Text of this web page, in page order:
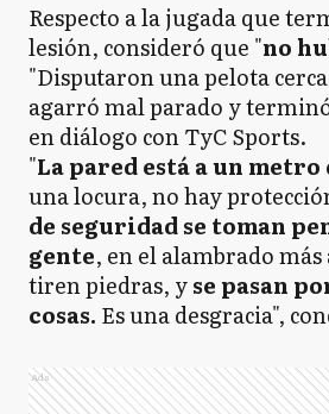
Respecto a la jugada que
lesión, consideró que "no
"Disputaron una pelota
agarró mal parado y
en diálogo con TyC Sports.
"La pared está a un
una locura, no hay
de seguridad se toman
gente, en el alambrado
tiren piedras, yse pasan
cosas. Es una desgracia",
Ads